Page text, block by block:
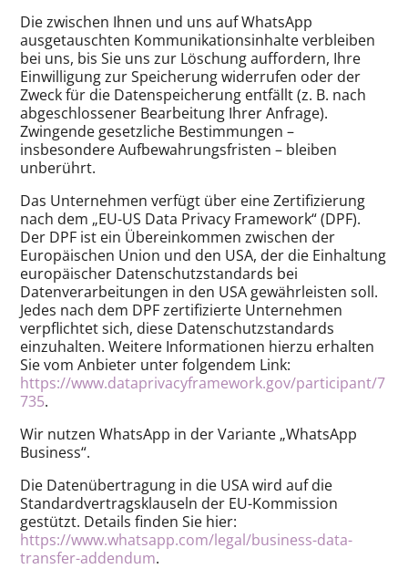
Die zwischen Ihnen und uns auf WhatsApp
ausgetauschten Kommunikationsinhalte verbleiben
bei uns, bis Sie uns zur Löschung auffordern, Ihre
Einwilligung zur Speicherung widerrufen oder der
Zweck für die Datenspeicherung entfällt (z. B. nach
abgeschlossener Bearbeitung Ihrer Anfrage).
Zwingende gesetzliche Bestimmungen –
insbesondere Aufbewahrungsfristen – bleiben
unberührt.
Das Unternehmen verfügt über eine Zertifizierung
nach dem „EU-US Data Privacy Framework“ (DPF).
Der DPF ist ein Übereinkommen zwischen der
Europäischen Union und den USA, der die Einhaltung
europäischer Datenschutzstandards bei
Datenverarbeitungen in den USA gewährleisten soll.
Jedes nach dem DPF zertifizierte Unternehmen
verpflichtet sich, diese Datenschutzstandards
einzuhalten. Weitere Informationen hierzu erhalten
Sie vom Anbieter unter folgendem Link:
https://www.dataprivacyframework.gov/participant/7
735.
Wir nutzen WhatsApp in der Variante „WhatsApp
Business“.
Die Datenübertragung in die USA wird auf die
Standardvertragsklauseln der EU-Kommission
gestützt. Details finden Sie hier:
https://www.whatsapp.com/legal/business-data-
transfer-addendum.